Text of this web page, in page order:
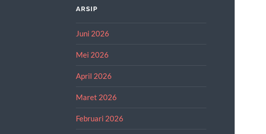
ARSIP
Juni 2026
Mei 2026
April 2026
Maret 2026
Februari 2026